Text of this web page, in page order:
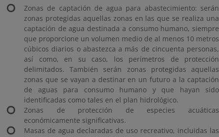
Zonas de captación de agua para abastecimiento: serán
zonas protegidas aquellas zonas en las que se realiza una
captación de agua destinada a consumo humano, siempre
que proporcione un volumen medio de al menos 10 metros
cúbicos diarios o abastezca a más de cincuenta personas,
así como, en su caso, los perímetros de protección
delimitados. También serán zonas protegidas aquellas
zonas que se vayan a destinar en un futuro a la captación
de aguas para consumo humano y que hayan sido
identificadas como tales en el plan hidrológico.
Zonas de protección de especies acuáticas
económicamente significativas.
Masas de agua declaradas de uso recreativo, incluidas las